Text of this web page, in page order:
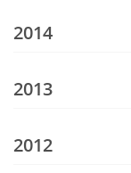
2014
2013
2012